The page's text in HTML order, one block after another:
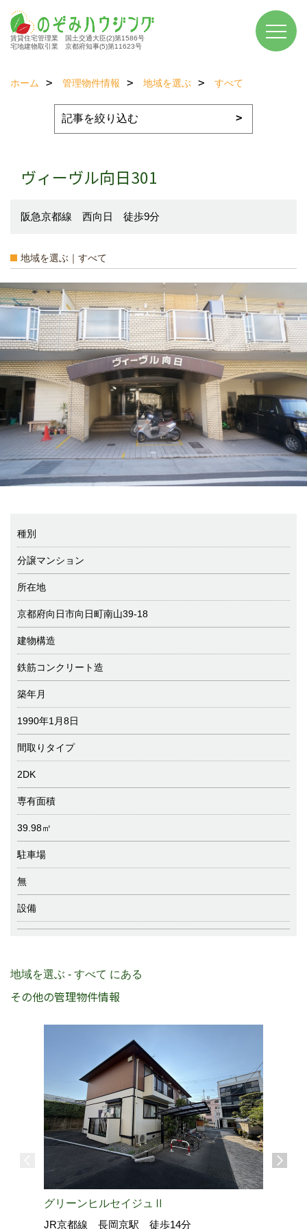
賃貸住宅管理業 国土交通大臣(2)第1586号
宅地建物取引業 京都府知事(5)第11623号
ホーム 管理物件情報 地域を選ぶ すべて
ヴィーヴル向日301
阪急京都線 西向日 徒歩9分
地域を選ぶ｜すべて
種別
分譲マンション
所在地
京都府向日市向日町南山39-18
建物構造
鉄筋コンクリート造
築年月
1990年1月8日
間取りタイプ
2DK
専有面積
39.98㎡
駐車場
無
設備
地域を選ぶ - すべて にある
その他の管理物件情報
グリーンヒルセイジュⅡ
JR京都線 長岡京駅 徒歩14分